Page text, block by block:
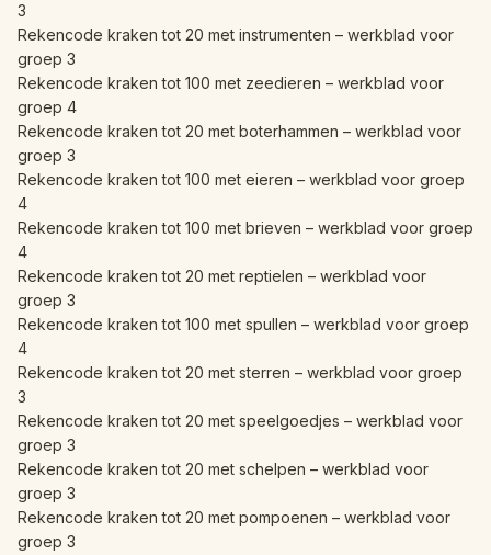
3
Rekencode kraken tot 20 met instrumenten – werkblad voor
groep 3
Rekencode kraken tot 100 met zeedieren – werkblad voor
groep 4
Rekencode kraken tot 20 met boterhammen – werkblad voor
groep 3
Rekencode kraken tot 100 met eieren – werkblad voor groep
4
Rekencode kraken tot 100 met brieven – werkblad voor groep
4
Rekencode kraken tot 20 met reptielen – werkblad voor
groep 3
Rekencode kraken tot 100 met spullen – werkblad voor groep
4
Rekencode kraken tot 20 met sterren – werkblad voor groep
3
Rekencode kraken tot 20 met speelgoedjes – werkblad voor
groep 3
Rekencode kraken tot 20 met schelpen – werkblad voor
groep 3
Rekencode kraken tot 20 met pompoenen – werkblad voor
groep 3